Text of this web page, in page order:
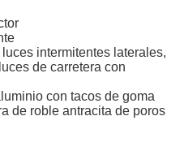
intermitentes laterales,
de carretera con
con tacos de goma
de roble antracita de poros